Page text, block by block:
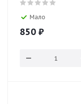
Мало
850 ₽